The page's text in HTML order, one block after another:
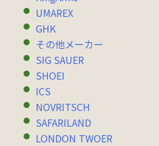
UMAREX
GHK
その他メーカー
SIG SAUER
SHOEI
ICS
NOVRITSCH
SAFARILAND
LONDON TWOER